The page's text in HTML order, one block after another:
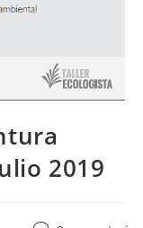
2019